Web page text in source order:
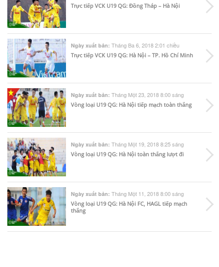
Trực tiếp VCK U19 QG: Đồng Tháp – Hà Nội
Ngày xuất bản: Tháng Ba 6, 2018 2:01 chiều
Trực tiếp VCK U19 QG: Hà Nội – TP. Hồ Chí Minh
Ngày xuất bản: Tháng Một 23, 2018 8:00 sáng
Vòng loại U19 QG: Hà Nội tiếp mạch toàn thắng
Ngày xuất bản: Tháng Một 19, 2018 8:25 sáng
Vòng loại U19 QG: Hà Nội toàn thắng lượt đi
Ngày xuất bản: Tháng Một 11, 2018 8:00 sáng
Vòng loại U19 QG: Hà Nội FC, HAGL tiếp mạch
thắng